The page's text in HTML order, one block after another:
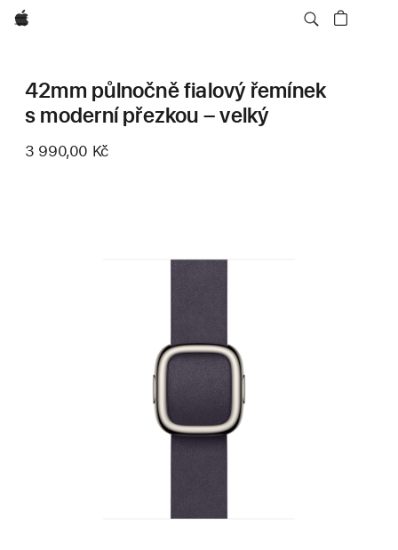
Apple
42mm půlnočně fialový řemínek
s moderní přezkou – velký
3 990,00 Kč